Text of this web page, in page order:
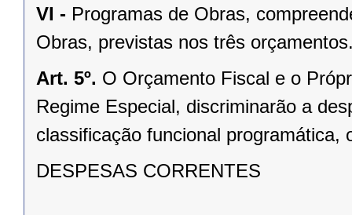
VI - Programas de Obras,
Obras, previstas nos três
Art. 5º. O Orçamento Fiscal e o
Regime Especial, discriminarão a
classificação funcional programática,
DESPESAS CORRENTES